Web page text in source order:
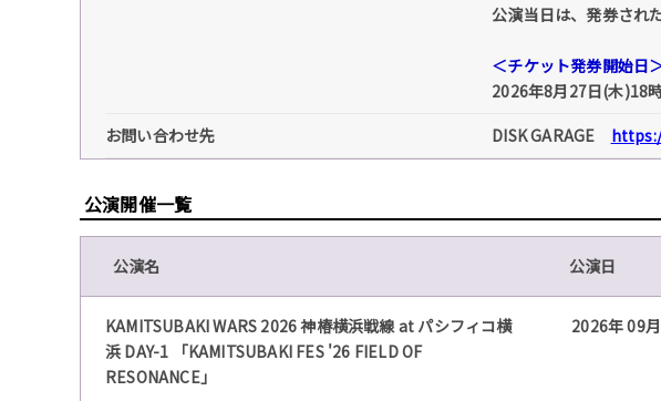
公演当日は、発券され
＜チケット発券開始日
2026年8月27日(木)18
お問い合わせ先
DISK GARAGE
公演開催一覧
公演名 公演日
KAMITSUBAKI WARS 2026 神椿横浜戦線 at パシフィコ横
浜 DAY-1 「KAMITSUBAKI FES '26 FIELD OF
RESONANCE」
2026年 09